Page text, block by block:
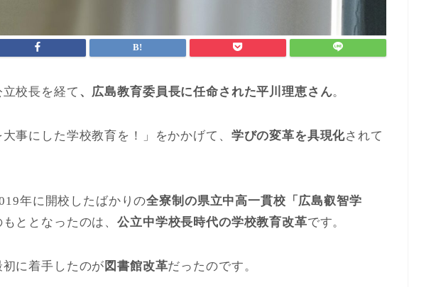
立校長を経て 、広島教育委員長に任命された平川理恵さん。
事にした学校教育を！」をかかげて、 学びの変革を具現化されて
年に開校したばかりの全寮制の県立中高一貫校「広島叡智学
ととなったのは、公立中学校長時代の学校教育改革です。
に着手したのが 図書館改革だったのです。